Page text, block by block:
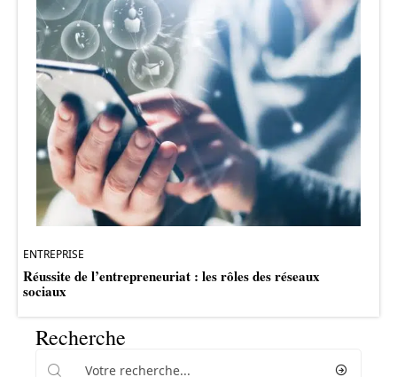
ENTREPRISE
Réussite de l’entrepreneuriat : les rôles des réseaux
sociaux
Recherche